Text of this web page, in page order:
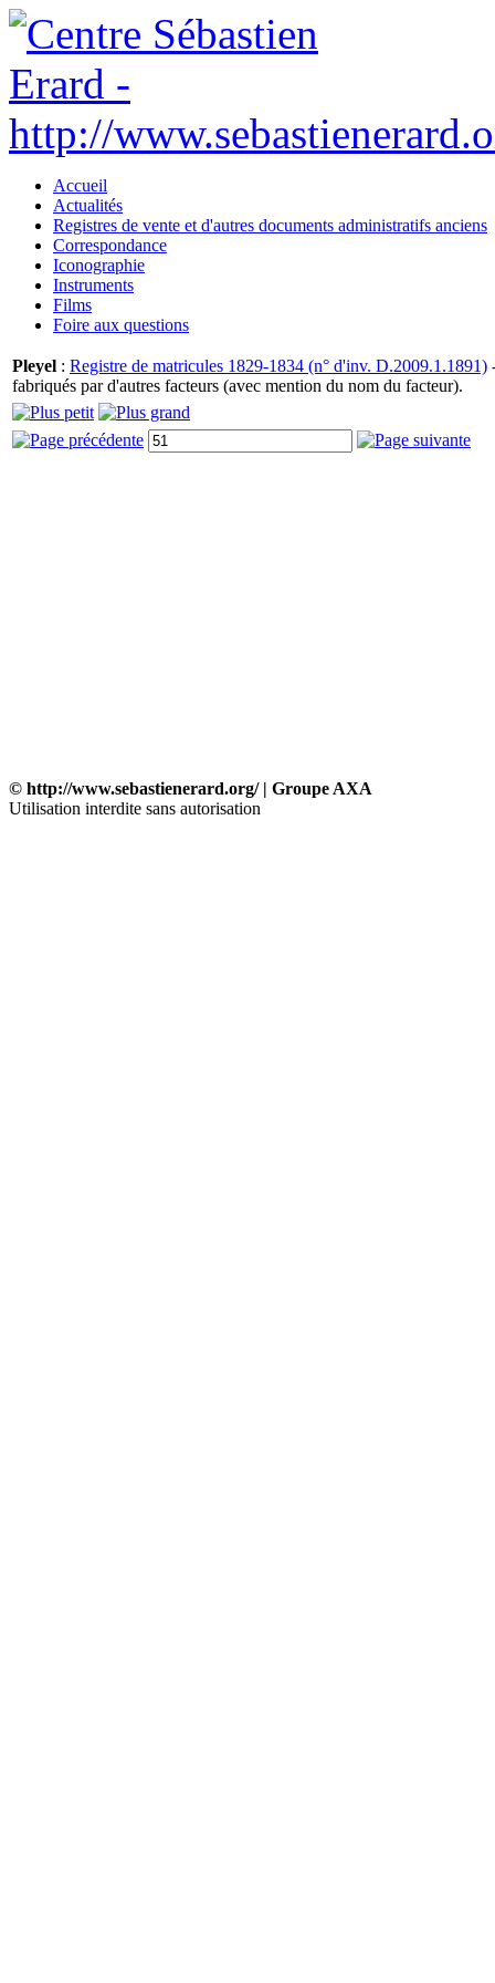
Accueil
Actualités
Registres de vente et d'autres documents administratifs anciens
Correspondance
Iconographie
Instruments
Films
Foire aux questions
Pleyel : Registre de matricules 1829-1834 (n° d'inv. D.2009.1.1891)
fabriqués par d'autres facteurs (avec mention du nom du facteur).
© http://www.sebastienerard.org/ | Groupe AXA
Utilisation interdite sans autorisation